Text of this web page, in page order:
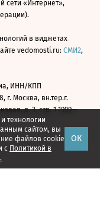
технологии
сайтом, вы
файлов cookie
с Политикой в
ОК
сети «Интернет»,
в виджетах
vedomosti.ru: СМИ2,
ИНН/КПП
г. Москва, вн.тер.г.
д. 3, стр. 1 1999—